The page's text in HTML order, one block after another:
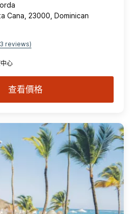
Cana, 23000, Dominican
reviews)
心
查看價格